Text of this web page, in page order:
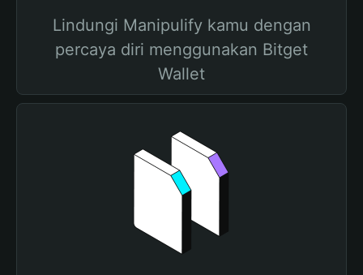
Lindungi Manipulify kamu dengan
percaya diri menggunakan Bitget
Wallet